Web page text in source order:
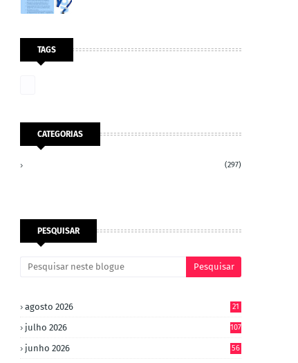
TAGS
CATEGORIAS
(297)
PESQUISAR
agosto 2026 21
julho 2026 107
junho 2026 56